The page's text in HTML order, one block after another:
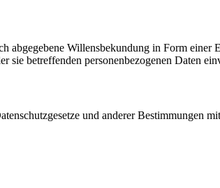
Willensbekundung in Form einer
sie betreffenden personenbezogenen Daten
und anderer Bestimmungen